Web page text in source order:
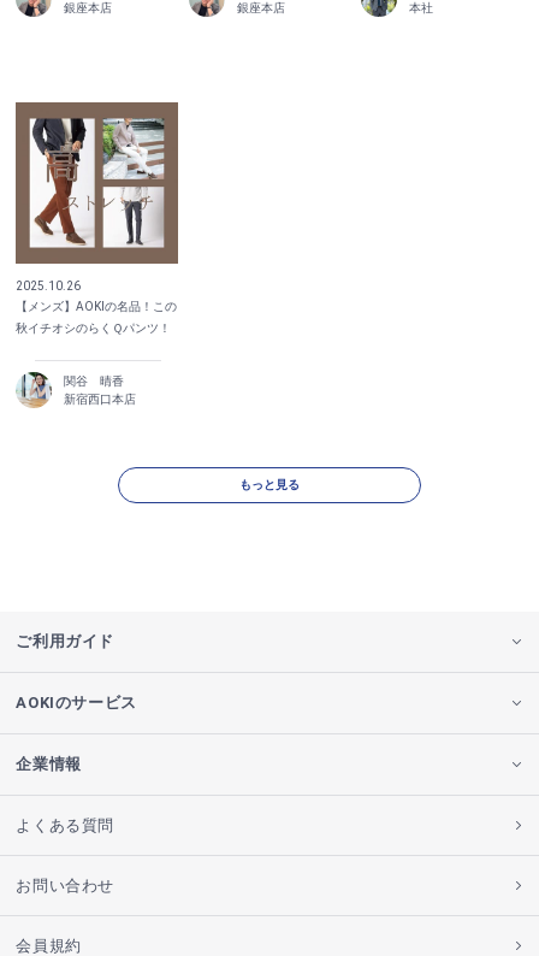
銀座本店
銀座本店
本社
2025.10.26
【メンズ】AOKIの名品！この
秋イチオシのらくＱパンツ！
関谷 晴香
新宿西口本店
もっと見る
ご利用ガイド
AOKIのサービス
企業情報
よくある質問
お問い合わせ
会員規約